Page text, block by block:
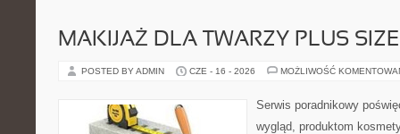
MAKIJAŻ DLA TWARZY PLUS SIZE
POSTED BY ADMIN CZE - 16 - 2026 MOŻLIWOŚĆ
Serwis poradnikowy
wygląd, produktom